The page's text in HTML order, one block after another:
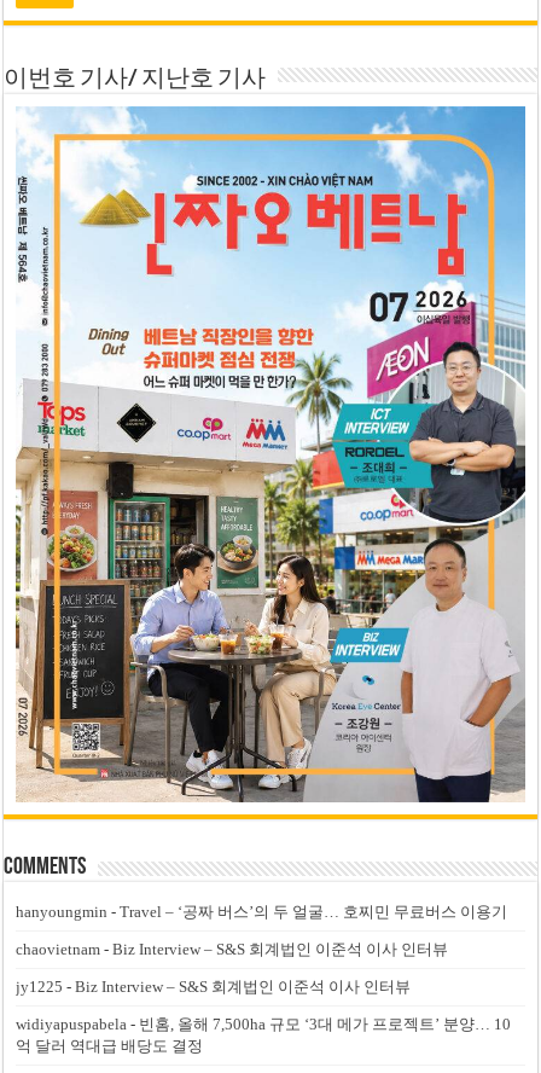
이번호 기사/ 지난호 기사
Comments
hanyoungmin -Travel – ‘공짜 버스’의 두 얼굴… 호찌민 무료버스 이용기
chaovietnam -Biz Interview – S&S 회계법인 이준석 이사 인터뷰
jy1225 -Biz Interview – S&S 회계법인 이준석 이사 인터뷰
widiyapuspabela - 빈홈, 올해 7,500ha 규모 ‘3대 메가 프로젝트’ 분양… 10
억 달러 역대급 배당도 결정